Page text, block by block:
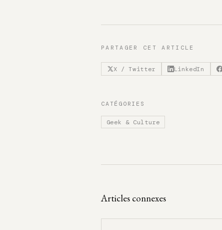
PARTAGER CET ARTICLE
X / Twitter LinkedIn
CATÉGORIES
Geek & Culture
Articles connexes